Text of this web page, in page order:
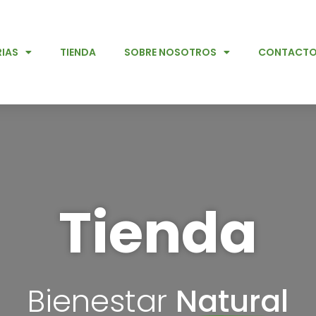
TIENDA SOBRE NOSOTROS CONTACTO
Tienda
Bienestar Natural